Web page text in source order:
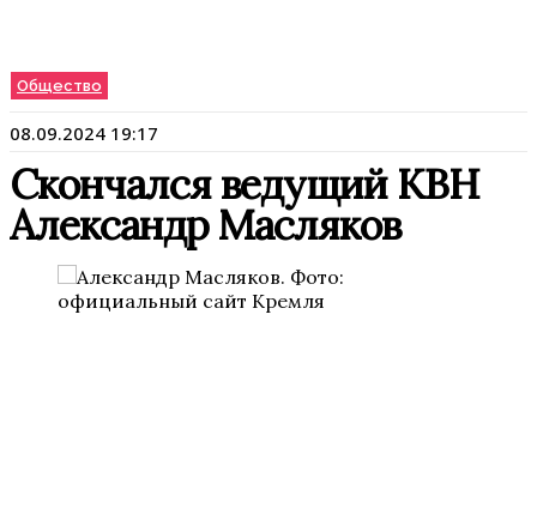
Общество
08.09.2024 19:17
Скончался ведущий КВН
Александр Масляков